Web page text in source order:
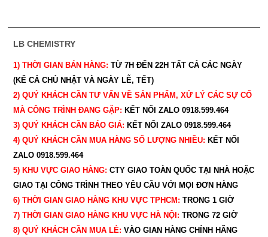
LB CHEMISTRY
1) THỜI GIAN BÁN HÀNG: TỪ 7H ĐẾN 22H TẤT CẢ CÁC NGÀY
(KỂ CẢ CHỦ NHẬT VÀ NGÀY LỄ, TẾT)
2) QUÝ KHÁCH CẦN TƯ VẤN VỀ SẢN PHẨM, XỬ LÝ CÁC SỰ CỐ
MÀ CÔNG TRÌNH ĐANG GẶP: KẾT NỐI ZALO 0918.599.464
3) QUÝ KHÁCH CẦN BÁO GIÁ: KẾT NỐI ZALO 0918.599.464
4) QUÝ KHÁCH CẦN MUA HÀNG SỐ LƯỢNG NHIỀU: KẾT NỐI
ZALO 0918.599.464
5) KHU VỰC GIAO HÀNG: CTY GIAO TOÀN QUỐC TẠI NHÀ HOẶC
GIAO TẠI CÔNG TRÌNH THEO YÊU CẦU VỚI MỌI ĐƠN HÀNG
6) THỜI GIAN GIAO HÀNG KHU VỰC TPHCM: TRONG 1 GIỜ
7) THỜI GIAN GIAO HÀNG KHU VỰC HÀ NỘI: TRONG 72 GIỜ
8) QUÝ KHÁCH CẦN MUA LẺ: VÀO GIAN HÀNG CHÍNH HÃNG